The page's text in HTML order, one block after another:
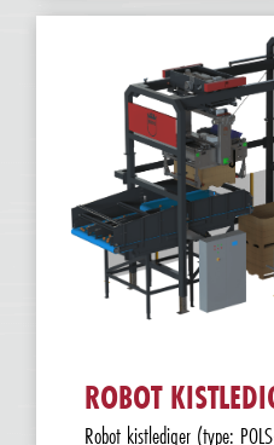
ROBOT
Robot kistlediger (type: